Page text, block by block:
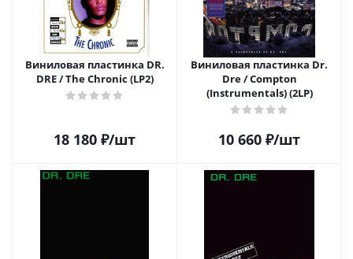
Виниловая пластинка DR.
DRE / The Chronic (LP2)
18 180 ₽/шт
Виниловая пластинка Dr.
Dre / Compton
(Instrumentals) (2LP)
10 660 ₽/шт